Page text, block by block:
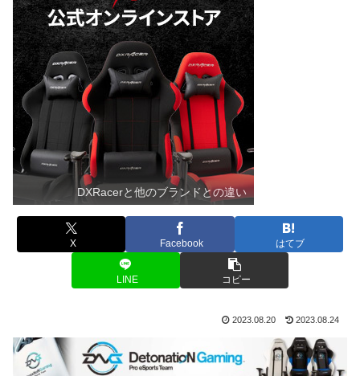
DXRacerと他のブランドとの違い
X Facebook はてブ
LINE コピー
2023.08.20 2023.08.24